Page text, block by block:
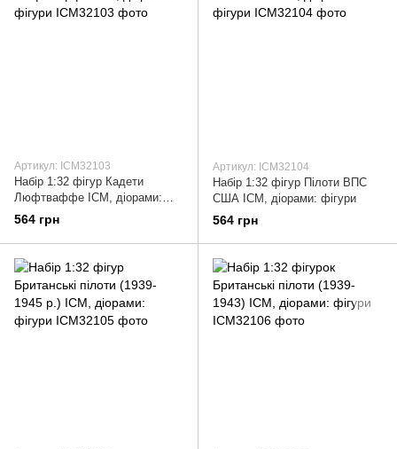
Артикул: ICM32103
Набір 1:32 фігур Кадети
Люфтваффе ICM, діорами:
фігури
564 грн
Артикул: ICM32104
Набір 1:32 фігур Пілоти ВПС
США ICM, діорами: фігури
564 грн